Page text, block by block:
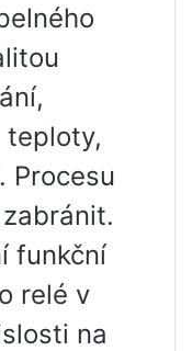
teploty,
Procesu
funkční
relé v
na